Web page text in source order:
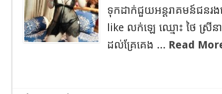
ទុកដាក់ជួយអន្តរាគមន៍ជនរង
like លក់ឡេ ឈ្មោះ ថៃ ស្រីន
ដល់គ្រែគេង ... Read